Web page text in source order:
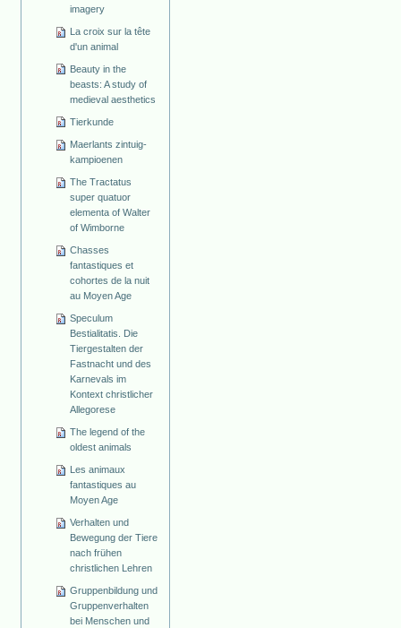
imagery
La croix sur la tête
d'un animal
Beauty in the
beasts: A study of
medieval aesthetics
Tierkunde
Maerlants zintuig-
kampioenen
The Tractatus
super quatuor
elementa of Walter
of Wimborne
Chasses
fantastiques et
cohortes de la nuit
au Moyen Age
Speculum
Bestialitatis. Die
Tiergestalten der
Fastnacht und des
Karnevals im
Kontext christlicher
Allegorese
The legend of the
oldest animals
Les animaux
fantastiques au
Moyen Age
Verhalten und
Bewegung der Tiere
nach frühen
christlichen Lehren
Gruppenbildung und
Gruppenverhalten
bei Menschen und